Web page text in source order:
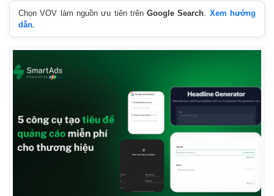
Chọn VOV làm nguồn ưu tiên trênGoogle Search. Xem hướng
dẫn.